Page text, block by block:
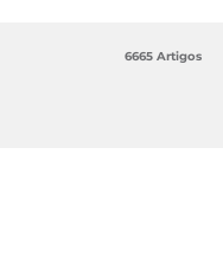
6665 Artigos